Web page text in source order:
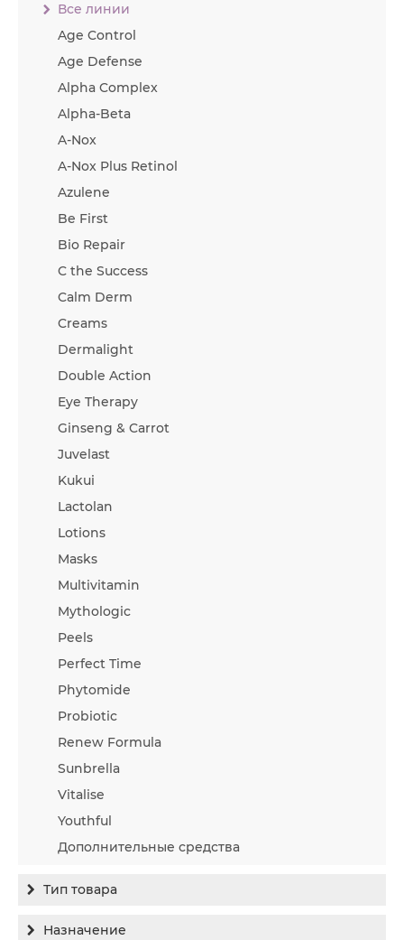
Все линии
Age Control
Age Defense
Alpha Complex
Alpha-Beta
A-Nox
A-Nox Plus Retinol
Azulene
Be First
Bio Repair
C the Success
Calm Derm
Creams
Dermalight
Double Action
Eye Therapy
Ginseng & Carrot
Juvelast
Kukui
Lactolan
Lotions
Masks
Multivitamin
Mythologic
Peels
Perfect Time
Phytomide
Probiotic
Renew Formula
Sunbrella
Vitalise
Youthful
Дополнительные средства
Тип товара
Бальзам
Назначение